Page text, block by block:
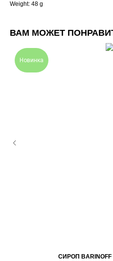
Weight: 48 g
ВАМ МОЖЕТ
Новинка
СИРОП